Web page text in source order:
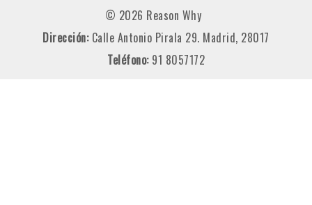
© 2026 Reason Why
Dirección: Calle Antonio Pirala 29. Madrid, 28017
Teléfono: 91 8057172